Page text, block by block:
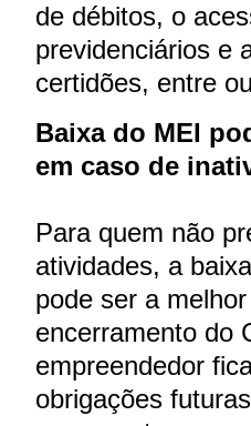
de débitos, o
previdenciários e
certidões, entre
Baixa do MEI
em caso de
Para quem não
atividades, a
pode ser a
encerramento do
empreendedor
obrigações